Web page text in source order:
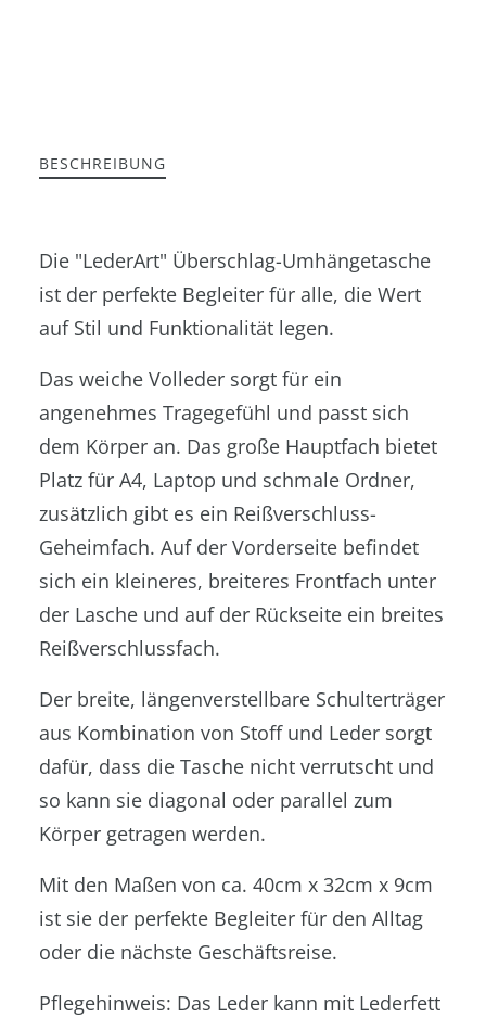
BESCHREIBUNG
Die "LederArt" Überschlag-Umhängetasche
ist der perfekte Begleiter für alle, die Wert
auf Stil und Funktionalität legen.
Das weiche Volleder sorgt für ein
angenehmes Tragegefühl und passt sich
dem Körper an. Das große Hauptfach bietet
Platz für A4, Laptop und schmale Ordner,
zusätzlich gibt es ein Reißverschluss-
Geheimfach. Auf der Vorderseite befindet
sich ein kleineres, breiteres Frontfach unter
der Lasche und auf der Rückseite ein breites
Reißverschlussfach.
Der breite, längenverstellbare Schulterträger
aus Kombination von Stoff und Leder sorgt
dafür, dass die Tasche nicht verrutscht und
so kann sie diagonal oder parallel zum
Körper getragen werden.
Mit den Maßen von ca. 40cm x 32cm x 9cm
ist sie der perfekte Begleiter für den Alltag
oder die nächste Geschäftsreise.
Pflegehinweis: Das Leder kann mit Lederfett